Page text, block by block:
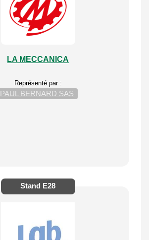
LA MECCANICA
Représenté par :
PAUL BERNARD SAS
Stand E28